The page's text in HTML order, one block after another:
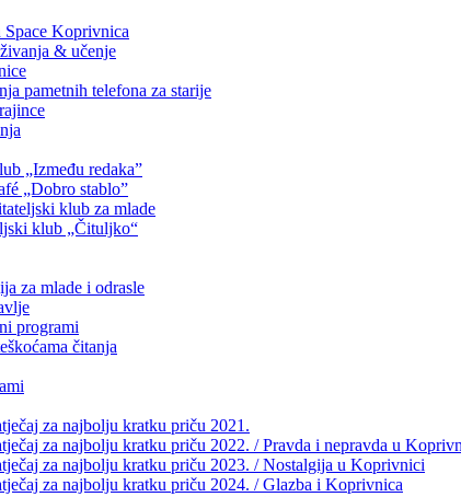
Koprivnica
& učenje
pametnih telefona za starije
„Između redaka”
„Dobro stablo”
klub za mlade
klub „Čituljko“
za mlade i odrasle
programi
čitanja
za najbolju kratku priču 2021.
za najbolju kratku priču 2022. / Pravda i nepravda u
za najbolju kratku priču 2023. / Nostalgija u Koprivnici
za najbolju kratku priču 2024. / Glazba i Koprivnica